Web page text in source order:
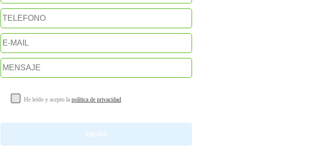
He leído y acepto la política de privacidad.